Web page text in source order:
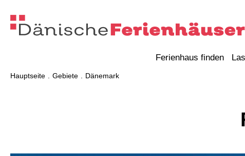
Ferienhaus finden
Hauptseite Gebiete Dänemark